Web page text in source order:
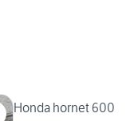
Honda hornet 600